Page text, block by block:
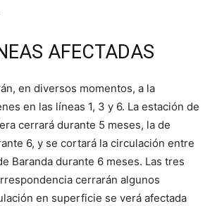
AFECTADAS
en diversos momentos, a la
en las líneas 1, 3 y 6. La estación de
cerrará durante 5 meses, la de
6, y se cortará la circulación entre
Baranda durante 6 meses. Las tres
cerrarán algunos
en superficie se verá afectada